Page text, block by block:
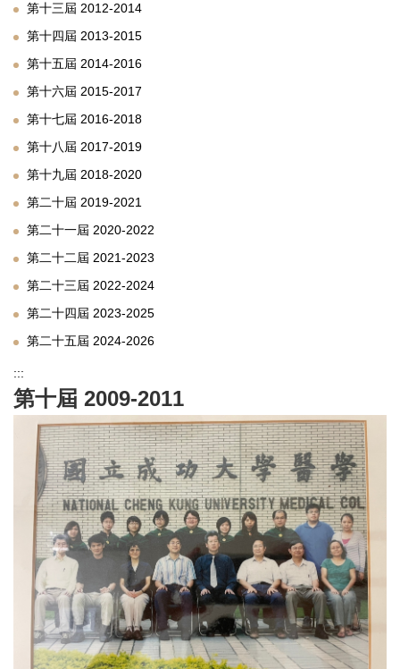
第十三屆 2012-2014
第十四屆 2013-2015
第十五屆 2014-2016
第十六屆 2015-2017
第十七屆 2016-2018
第十八屆 2017-2019
第十九屆 2018-2020
第二十屆 2019-2021
第二十一屆 2020-2022
第二十二屆 2021-2023
第二十三屆 2022-2024
第二十四屆 2023-2025
第二十五屆 2024-2026
:::
第十屆 2009-2011